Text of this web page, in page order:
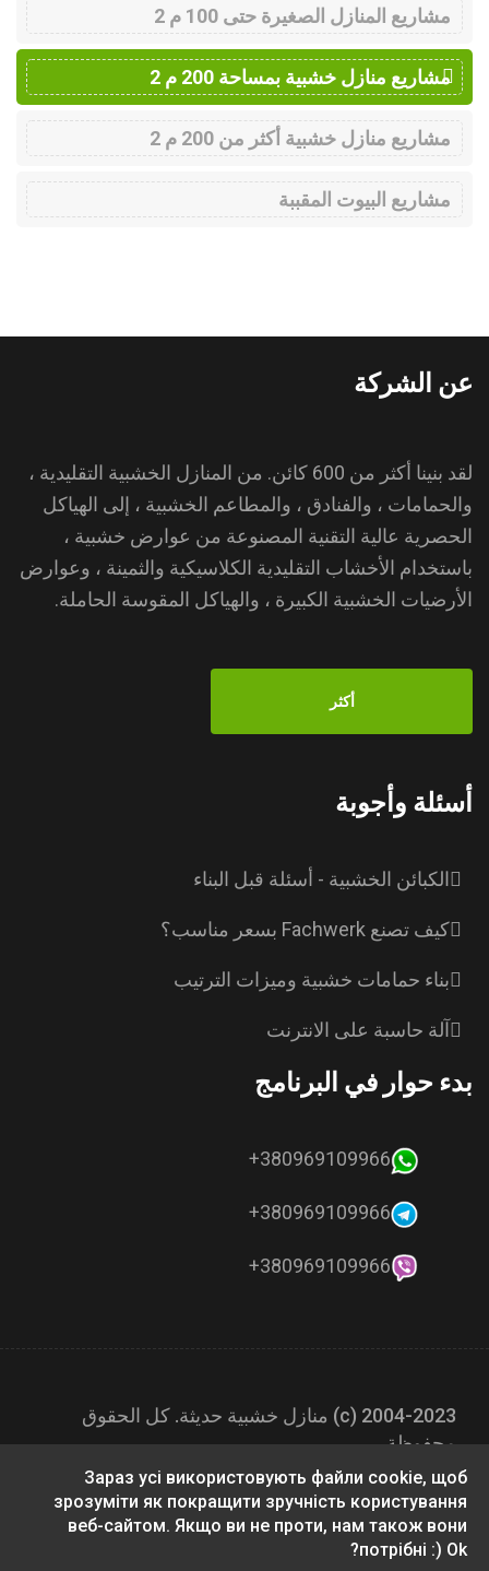
مشاريع المنازل الصغيرة حتى 100 م 2
مشاريع منازل خشبية بمساحة 200 م 2
مشاريع منازل خشبية أكثر من 200 م 2
مشاريع البيوت المقببة
عن الشركة
لقد بنينا أكثر من 600 كائن. من المنازل الخشبية التقليدية ،
والحمامات ، والفنادق ، والمطاعم الخشبية ، إلى الهياكل
الحصرية عالية التقنية المصنوعة من عوارض خشبية ،
باستخدام الأخشاب التقليدية الكلاسيكية والثمينة ، وعوارض
الأرضيات الخشبية الكبيرة ، والهياكل المقوسة الحاملة.
أكثر
أسئلة وأجوبة
الكبائن الخشبية - أسئلة قبل البناء
كيف تصنع Fachwerk بسعر مناسب؟
بناء حمامات خشبية وميزات الترتيب
آلة حاسبة على الانترنت
بدء حوار في البرنامج
380969109966+
380969109966+
380969109966+
2004-2023 (с) منازل خشبية حديثة. كل الحقوق
محفوظة.
Зараз усі використовують файли cookie, щоб
зрозуміти як покращити зручність користування
веб-сайтом. Якщо ви не проти, нам також вони
потрібні :) Ok?